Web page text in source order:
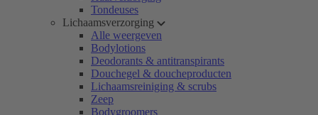
Tondeuses
Lichaamsverzorging
Alle weergeven
Bodylotions
Deodorants & antitranspirants
Douchegel & doucheproducten
Lichaamsreiniging & scrubs
Zeep
Bodygroomers